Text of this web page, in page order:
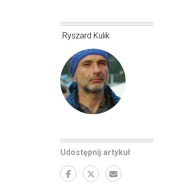
Ryszard Kulik
Udostępnij artykuł